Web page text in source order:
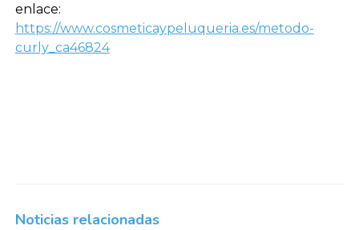
enlace:
https://www.cosmeticaypeluqueria.es/metodo-
curly_ca46824
Noticias relacionadas